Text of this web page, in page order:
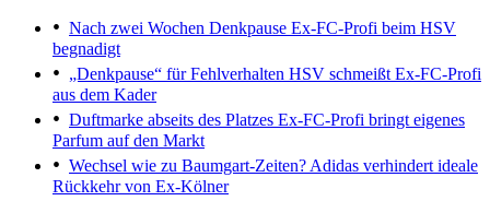
Nach zwei Wochen Denkpause Ex-FC-Profi beim HSV
begnadigt
„Denkpause“ für Fehlverhalten HSV schmeißt Ex-FC-Profi
aus dem Kader
Duftmarke abseits des Platzes Ex-FC-Profi bringt eigenes
Parfum auf den Markt
Wechsel wie zu Baumgart-Zeiten? Adidas verhindert ideale
Rückkehr von Ex-Kölner